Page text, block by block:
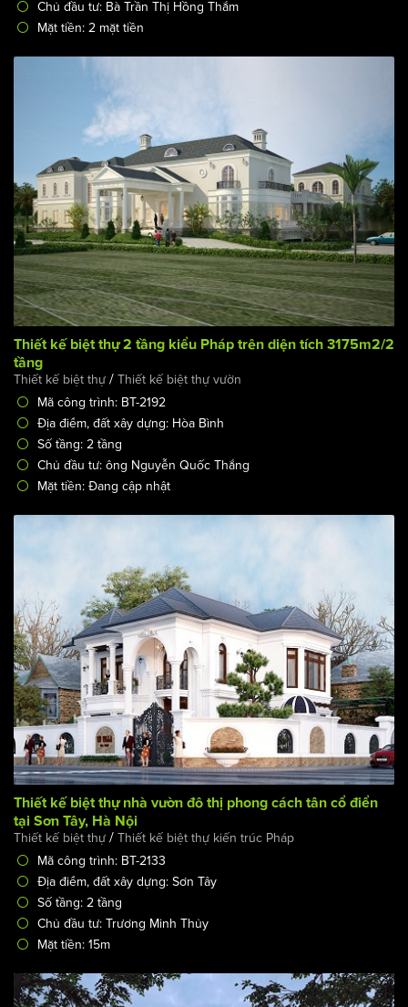
Chủ đầu tư: Bà Trần Thị Hồng Thắm
Mặt tiền: 2 mặt tiền
Thiết kế biệt thự 2 tầng kiểu Pháp trên diện tích 3175m2/2
tầng
Thiết kế biệt thự / Thiết kế biệt thự vườn
Mã công trình: BT-2192
Địa điểm, đất xây dựng: Hòa Bình
Số tầng: 2 tầng
Chủ đầu tư: ông Nguyễn Quốc Thắng
Mặt tiền: Đang cập nhật
Thiết kế biệt thự nhà vườn đô thị phong cách tân cổ điển
tại Sơn Tây, Hà Nội
Thiết kế biệt thự / Thiết kế biệt thự kiến trúc Pháp
Mã công trình: BT-2133
Địa điểm, đất xây dựng: Sơn Tây
Số tầng: 2 tầng
Chủ đầu tư: Trương Minh Thủy
Mặt tiền: 15m